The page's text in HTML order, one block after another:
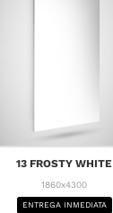
13 FROSTY WHITE
1860x4300
ENTREGA INMEDIATA